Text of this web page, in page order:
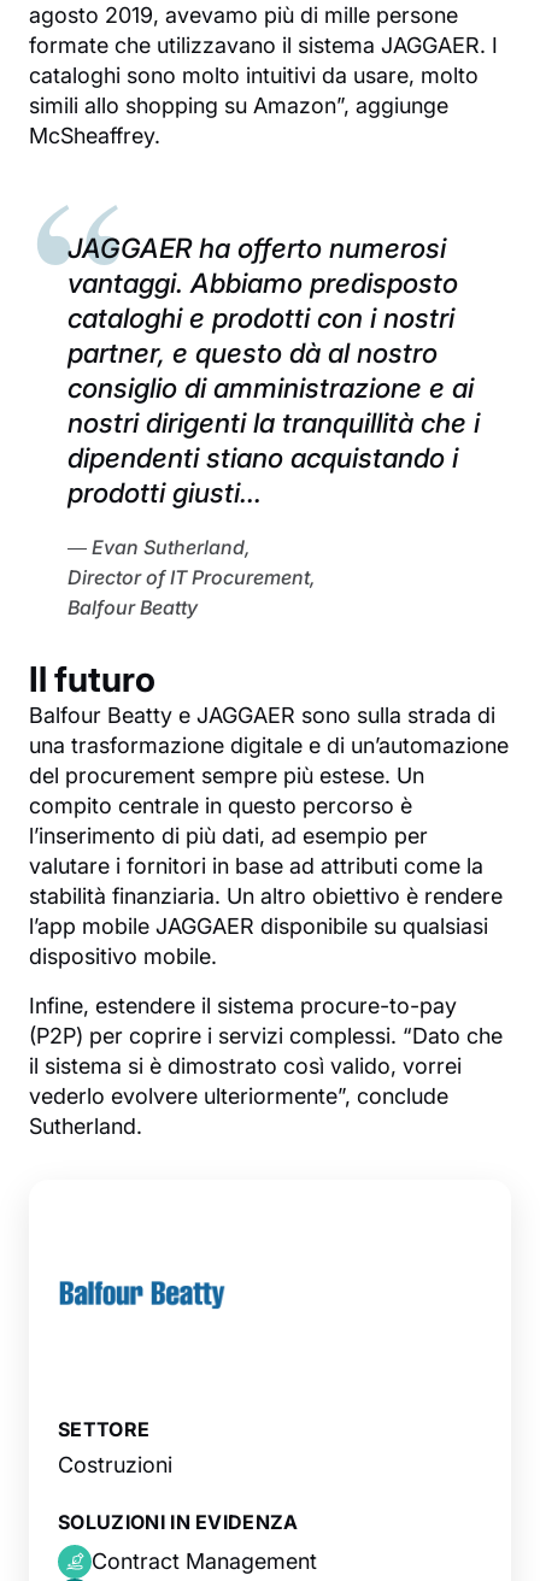
agosto 2019, avevamo più di mille persone
formate che utilizzavano il sistema JAGGAER. I
cataloghi sono molto intuitivi da usare, molto
simili allo shopping su Amazon”, aggiunge
McSheaffrey.
JAGGAER ha offerto numerosi
vantaggi. Abbiamo predisposto
cataloghi e prodotti con i nostri
partner, e questo dà al nostro
consiglio di amministrazione e ai
nostri dirigenti la tranquillità che i
dipendenti stiano acquistando i
prodotti giusti…
Evan Sutherland,
Director of IT Procurement,
Balfour Beatty
Il futuro
Balfour Beatty e JAGGAER sono sulla strada di
una trasformazione digitale e di un’automazione
del procurement sempre più estese. Un
compito centrale in questo percorso è
l’inserimento di più dati, ad esempio per
valutare i fornitori in base ad attributi come la
stabilità finanziaria. Un altro obiettivo è rendere
l’app mobile JAGGAER disponibile su qualsiasi
dispositivo mobile.
Infine, estendere il sistema procure-to-pay
(P2P) per coprire i servizi complessi. “Dato che
il sistema si è dimostrato così valido, vorrei
vederlo evolvere ulteriormente”, conclude
Sutherland.
SETTORE
Costruzioni
SOLUZIONI IN EVIDENZA
Contract Management